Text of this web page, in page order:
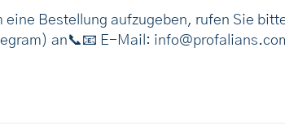
eine Bestellung aufzugeben, rufen Sie
an📞📧 E-Mail: